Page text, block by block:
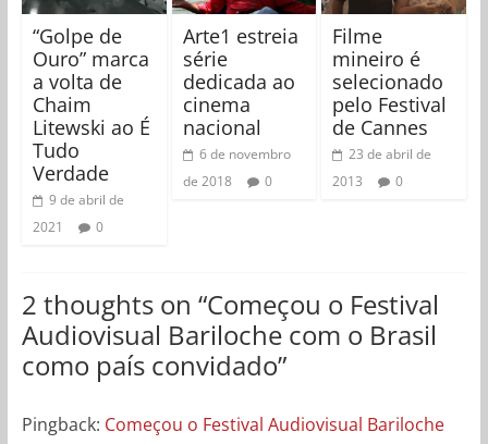
“Golpe de
Ouro” marca
a volta de
Chaim
Litewski ao É
Tudo
Verdade
9 de abril de
2021
0
Arte1 estreia
série
dedicada ao
cinema
nacional
6 de novembro
de 2018
0
Filme
mineiro é
selecionado
pelo Festival
de Cannes
23 de abril de
2013
0
2 thoughts on “Começou o Festival
Audiovisual Bariloche com o Brasil
como país convidado”
Pingback: Começou o Festival Audiovisual Bariloche